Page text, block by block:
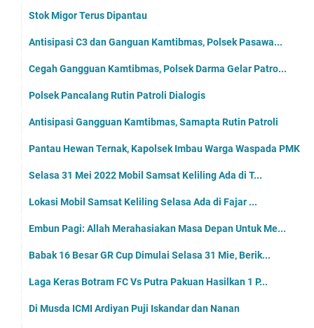
Stok Migor Terus Dipantau
Antisipasi C3 dan Ganguan Kamtibmas, Polsek Pasawa...
Cegah Gangguan Kamtibmas, Polsek Darma Gelar Patro...
Polsek Pancalang Rutin Patroli Dialogis
Antisipasi Gangguan Kamtibmas, Samapta Rutin Patroli
Pantau Hewan Ternak, Kapolsek Imbau Warga Waspada PMK
Selasa 31 Mei 2022 Mobil Samsat Keliling Ada di T...
Lokasi Mobil Samsat Keliling Selasa Ada di Fajar ...
Embun Pagi: Allah Merahasiakan Masa Depan Untuk Me...
Babak 16 Besar GR Cup Dimulai Selasa 31 Mie, Berik...
Laga Keras Botram FC Vs Putra Pakuan Hasilkan 1 P...
Di Musda ICMI Ardiyan Puji Iskandar dan Nanan